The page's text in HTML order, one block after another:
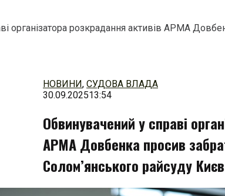
організатора розкрадання активів АРМА
НОВИНИ, СУДОВА ВЛАДА
30.09.202513:54
Обвинувачений у справі
АРМА Довбенка просив
Солом’янського райсуду